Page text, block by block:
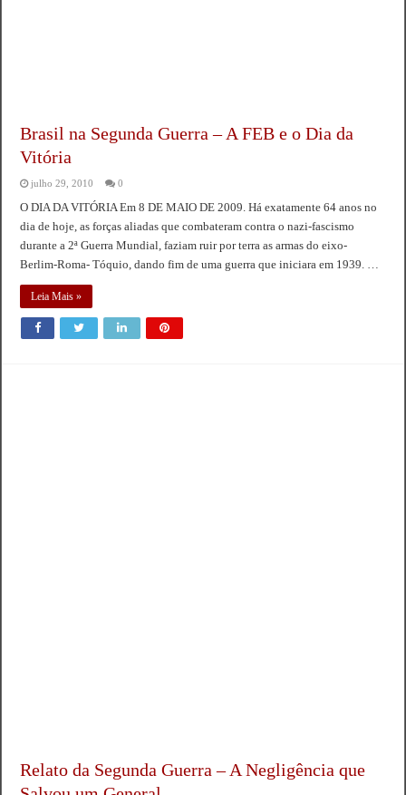
Brasil na Segunda Guerra – A FEB e o Dia da
Vitória
julho 29, 2010 0
O DIA DA VITÓRIA Em 8 DE MAIO DE 2009. Há exatamente 64 anos no
dia de hoje, as forças aliadas que combateram contra o nazi-fascismo
durante a 2ª Guerra Mundial, faziam ruir por terra as armas do eixo-
Berlim-Roma- Tóquio, dando fim de uma guerra que iniciara em 1939. …
Leia Mais »
Relato da Segunda Guerra – A Negligência que